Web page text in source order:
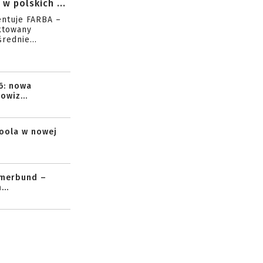
polskich ...
FARBA –
nowa
w nowej
–